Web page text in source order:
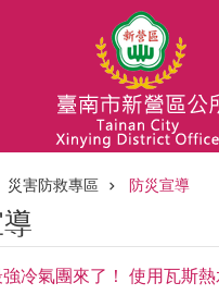
區塊
災害防救專區 防災宣導
強冷氣團來了！ 使用瓦斯